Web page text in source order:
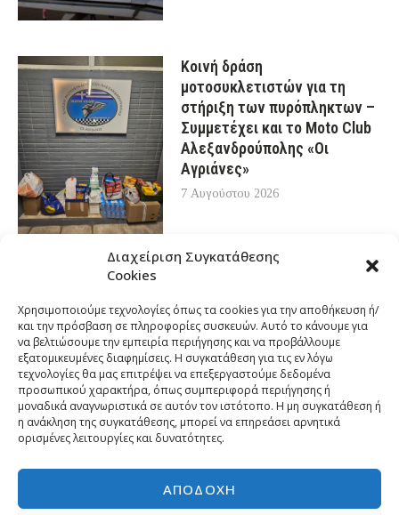
Διαχείριση Συγκατάθεσης
Cookies
Χρησιμοποιούμε τεχνολογίες όπως τα cookies για την αποθήκευση ή/
και την πρόσβαση σε πληροφορίες συσκευών. Αυτό το κάνουμε για
να βελτιώσουμε την εμπειρία περιήγησης και να προβάλλουμε
εξατομικευμένες διαφημίσεις. Η συγκατάθεση για τις εν λόγω
τεχνολογίες θα μας επιτρέψει να επεξεργαστούμε δεδομένα
προσωπικού χαρακτήρα, όπως συμπεριφορά περιήγησης ή
μοναδικά αναγνωριστικά σε αυτόν τον ιστότοπο. Η μη συγκατάθεση ή
η ανάκληση της συγκατάθεσης, μπορεί να επηρεάσει αρνητικά
ορισμένες λειτουργίες και δυνατότητες.
ΑΠΟΔΟΧΉ
Κοινή δράση
μοτοσυκλετιστών για τη
στήριξη των πυρόπληκτων –
Συμμετέχει και το Moto Club
Αλεξανδρούπολης «Οι
Αγριάνες»
7 Αυγούστου 2026